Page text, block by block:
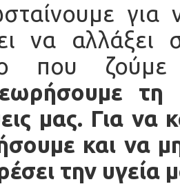
για
να αλλάξει
που
τη
μας. Για να
και να
την υγεία